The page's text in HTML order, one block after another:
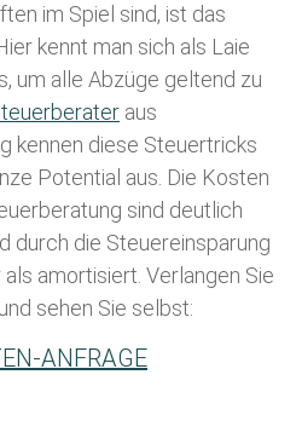
im Spiel sind, ist das
kennt man sich als Laie
um alle Abzüge geltend zu
aus
kennen diese Steuertricks
Potential aus. Die Kosten
sind deutlich
durch die Steuereinsparung
amortisiert. Verlangen Sie
sehen Sie selbst:
ANFRAGE